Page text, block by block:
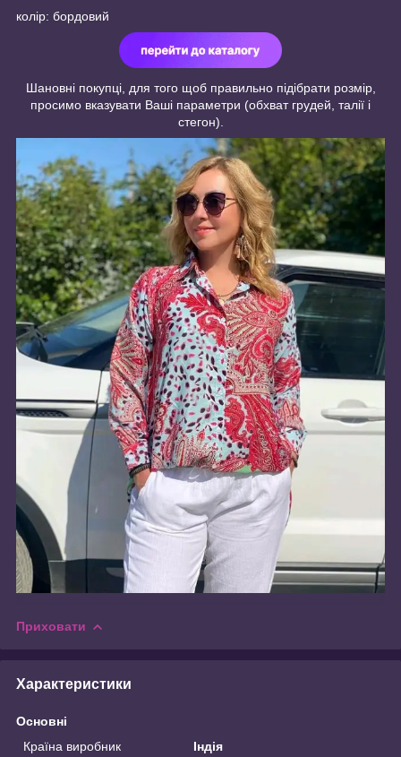
колір: бордовий
Шановні покупці, для того щоб правильно підібрати розмір,
просимо вказувати Ваші параметри (обхват грудей, талії і
стегон).
Приховати
Характеристики
Основні
Країна виробник
Індія